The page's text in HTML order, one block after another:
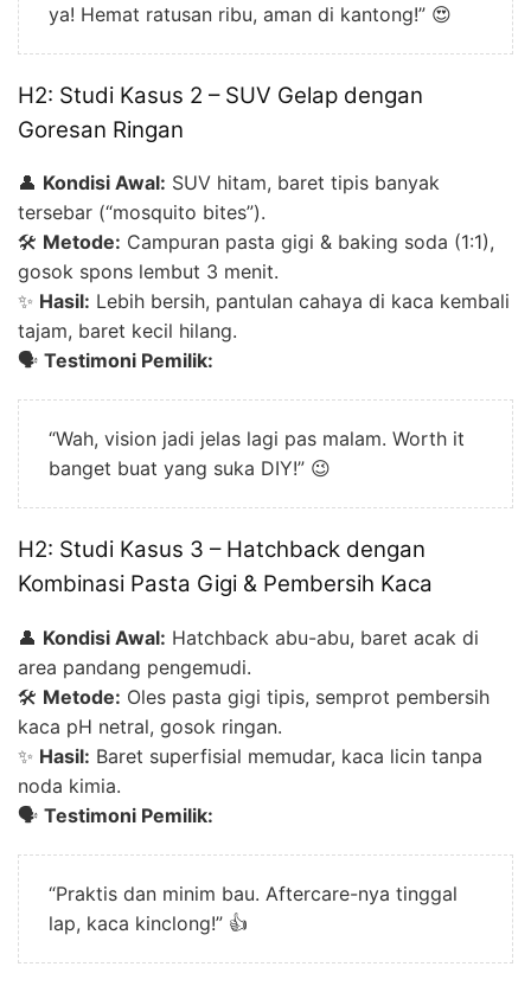
ya! Hemat ratusan ribu, aman di kantong!” 😍
H2: Studi Kasus 2 – SUV Gelap dengan
Goresan Ringan
👤 Kondisi Awal: SUV hitam, baret tipis banyak
tersebar (“mosquito bites”).
🛠️ Metode: Campuran pasta gigi & baking soda (1:1),
gosok spons lembut 3 menit.
✨ Hasil: Lebih bersih, pantulan cahaya di kaca kembali
tajam, baret kecil hilang.
🗣️ Testimoni Pemilik:
“Wah, vision jadi jelas lagi pas malam. Worth it
banget buat yang suka DIY!” 😉
H2: Studi Kasus 3 – Hatchback dengan
Kombinasi Pasta Gigi & Pembersih Kaca
👤 Kondisi Awal: Hatchback abu-abu, baret acak di
area pandang pengemudi.
🛠️ Metode: Oles pasta gigi tipis, semprot pembersih
kaca pH netral, gosok ringan.
✨ Hasil: Baret superfisial memudar, kaca licin tanpa
noda kimia.
🗣️ Testimoni Pemilik:
“Praktis dan minim bau. Aftercare-nya tinggal
lap, kaca kinclong!” 👍